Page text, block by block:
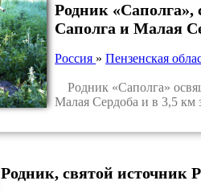
Родник
Саполга и Малая
Россия »Пензенская
Родник «Саполга»
Малая Сердоба и в 3,5 км
Родник, святой источник